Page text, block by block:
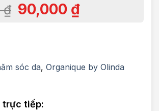
₫ 90,000 ₫
sóc da, Organique by Olinda
trực tiếp: